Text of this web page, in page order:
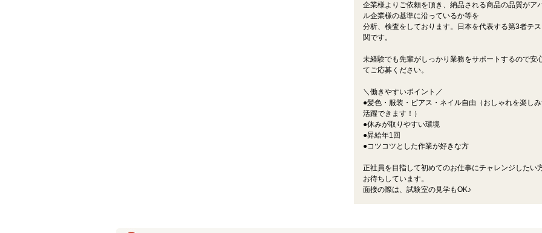
企業様よりご依頼を頂き、納品される商品の品質がア
ル企業様の基準に沿っているか等を
分析、検査をしております。日本を代表する第3者テ
関です。
未経験でも先輩がしっかり業務をサポートするので安
てご応募ください。
＼働きやすいポイント／
●髪色・服装・ピアス・ネイル自由（おしゃれを楽し
活躍できます！）
●休みが取りやすい環境
●昇給年1回
●コツコツとした作業が好きな方
正社員を目指して初めてのお仕事にチャレンジしたい
お待ちしています。
面接の際は、試験室の見学もOK♪